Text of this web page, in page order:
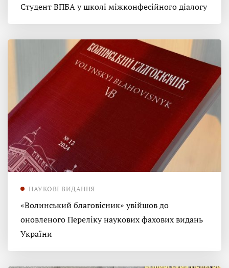
Студент ВПБА у школі міжконфесійного діалогу
НАУКОВІ ВИДАННЯ
«Волинський благовісник» увійшов до
оновленого Переліку наукових фахових видань
України